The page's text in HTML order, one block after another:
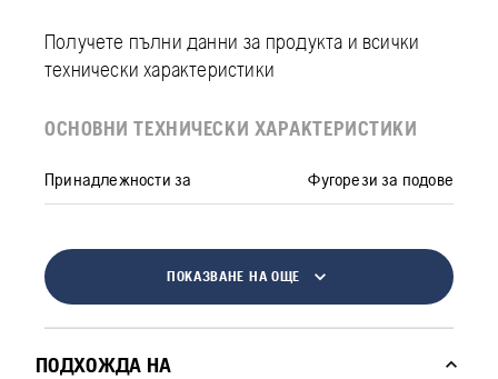
Получете пълни данни за продукта и всички
технически характеристики
ОСНОВНИ ТЕХНИЧЕСКИ ХАРАКТЕРИСТИКИ
Принадлежности за Фугорези за подове
ПОКАЗВАНЕ НА ОЩЕ
ПОДХОЖДА НА